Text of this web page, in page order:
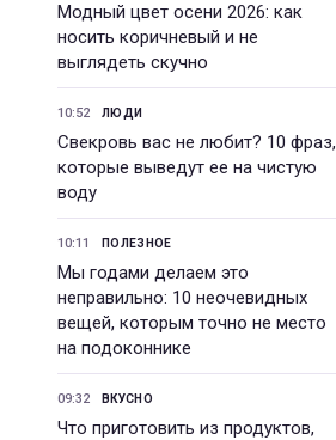
Модный цвет осени 2026: как
носить коричневый и не
выглядеть скучно
10:52 ЛЮДИ
Свекровь вас не любит? 10 фраз,
которые выведут ее на чистую
воду
10:11 ПОЛЕЗНОЕ
Мы годами делаем это
неправильно: 10 неочевидных
вещей, которым точно не место
на подоконнике
09:32 ВКУСНО
Что приготовить из продуктов,